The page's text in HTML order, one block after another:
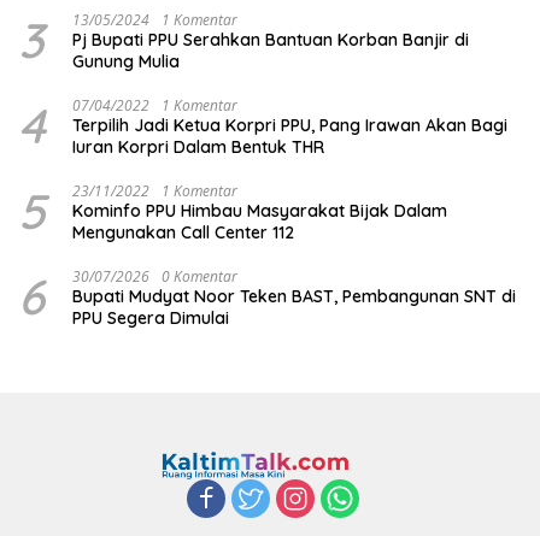
3 13/05/2024 1 Komentar
Pj Bupati PPU Serahkan Bantuan Korban Banjir di
Gunung Mulia
4 07/04/2022 1 Komentar
Terpilih Jadi Ketua Korpri PPU, Pang Irawan Akan Bagi
Iuran Korpri Dalam Bentuk THR
5 23/11/2022 1 Komentar
Kominfo PPU Himbau Masyarakat Bijak Dalam
Mengunakan Call Center 112
6 30/07/2026 0 Komentar
Bupati Mudyat Noor Teken BAST, Pembangunan SNT di
PPU Segera Dimulai